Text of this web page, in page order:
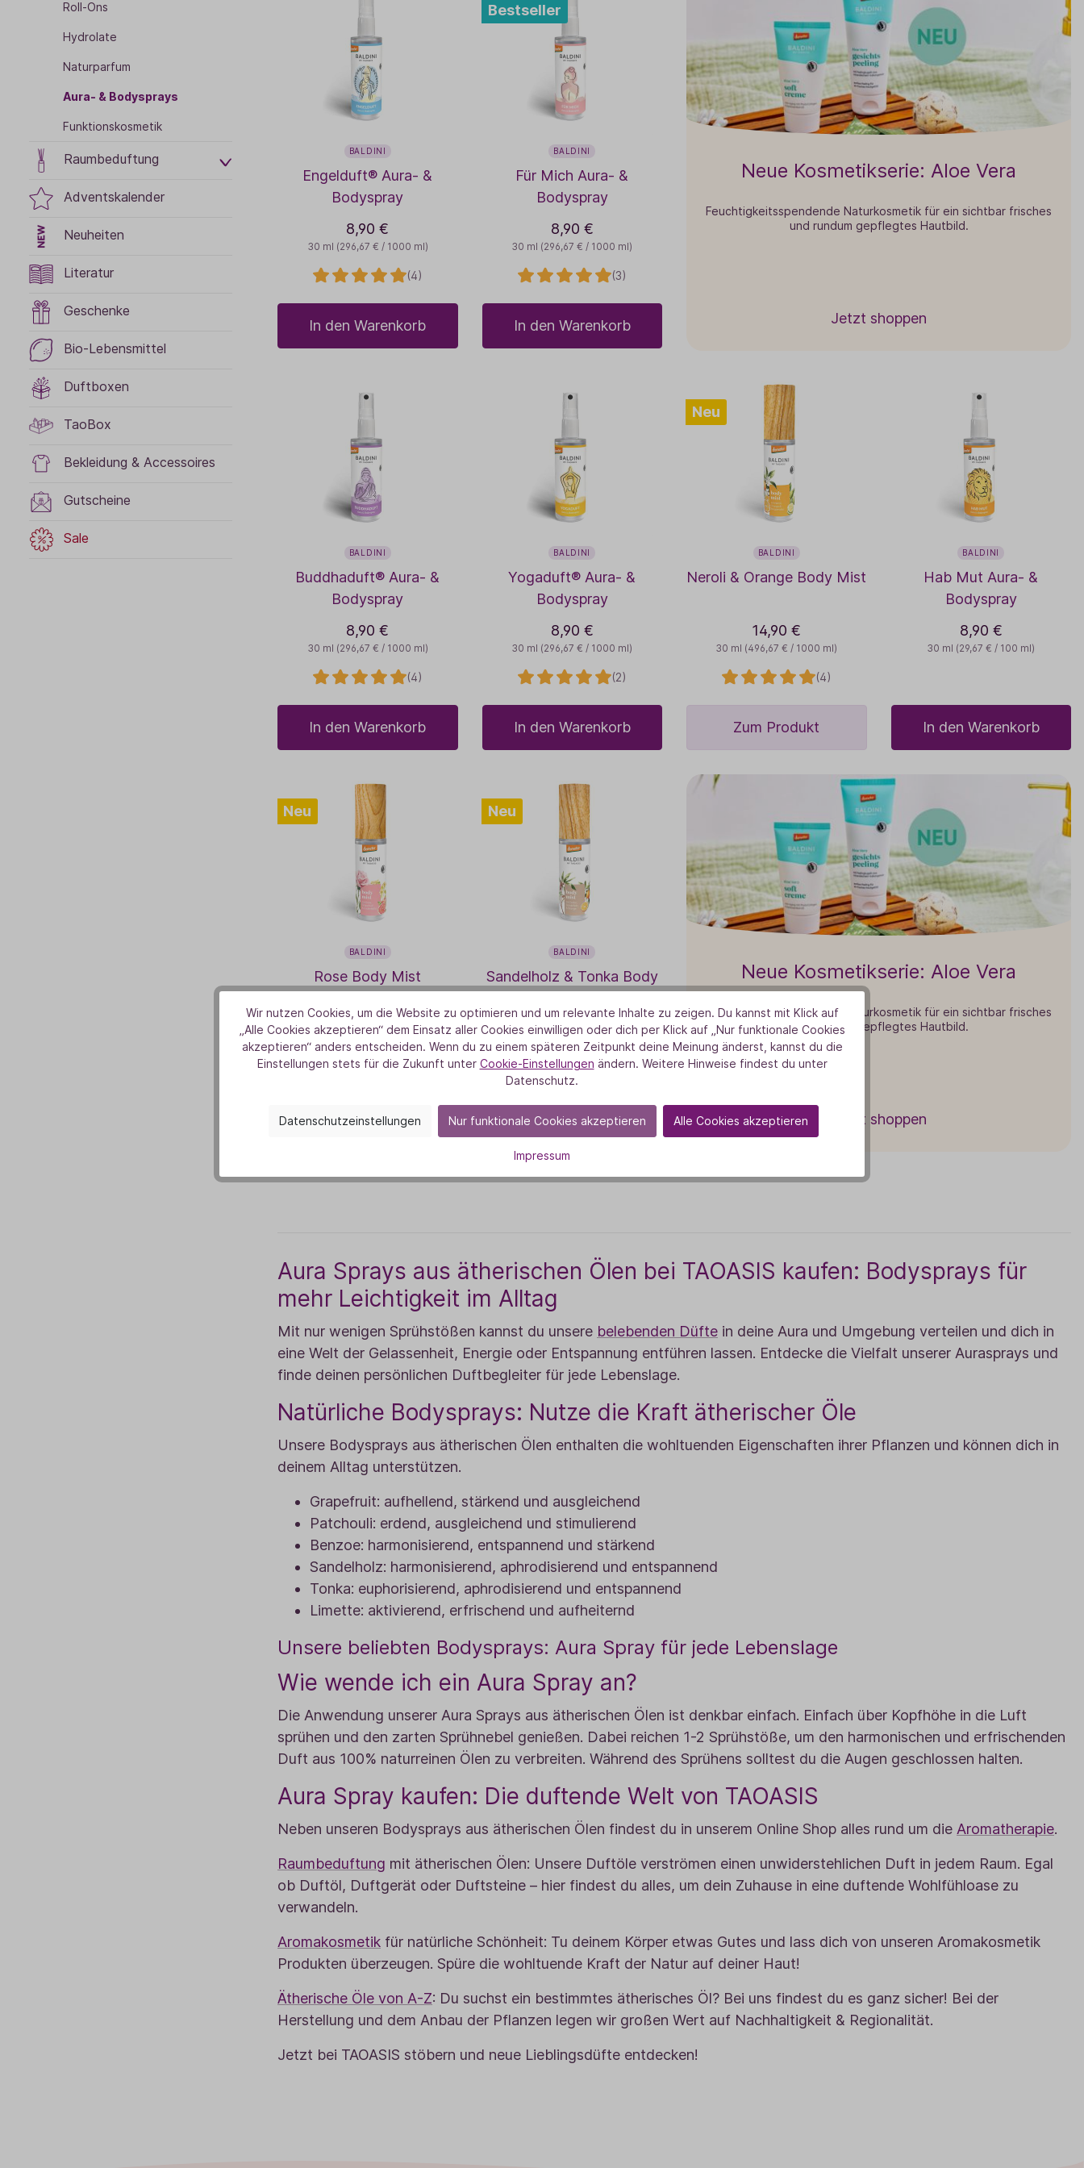
Roll-Ons
Hydrolate
Naturparfum
Aura- & Bodysprays
Funktionskosmetik
Raumbeduftung
Adventskalender
Neuheiten
Literatur
Geschenke
Bio-Lebensmittel
Duftboxen
TaoBox
Bekleidung & Accessoires
Gutscheine
Sale
BALDINI
Engelduft® Aura- &
Bodyspray
30 ml (296,67 € / 1000 ml)
8,90 €
(4)
In den Warenkorb
Bestseller
BALDINI
Für Mich Aura- &
Bodyspray
30 ml (296,67 € / 1000 ml)
8,90 €
(3)
In den Warenkorb
Neue Kosmetikserie: Aloe Vera
Feuchtigkeitsspendende Naturkosmetik für ein sichtbar frisches
und rundum gepflegtes Hautbild.
Jetzt shoppen
BALDINI
Buddhaduft® Aura- &
Bodyspray
30 ml (296,67 € / 1000 ml)
8,90 €
(4)
In den Warenkorb
BALDINI
Yogaduft® Aura- &
Bodyspray
30 ml (296,67 € / 1000 ml)
8,90 €
(2)
In den Warenkorb
Neu
BALDINI
Neroli & Orange Body Mist
30 ml (496,67 € / 1000 ml)
14,90 €
(4)
Zum Produkt
BALDINI
Hab Mut Aura- &
Bodyspray
30 ml (29,67 € / 100 ml)
8,90 €
In den Warenkorb
Neu
BALDINI
Rose Body Mist
30 ml(496,67 € / 1000 ml)
14,90 €
Zum Produkt
Neu
BALDINI
Sandelholz & Tonka Body
30 ml(496,67 € / 1000 ml)
14,90 €
Zum Produkt
Neue Kosmetikserie: Aloe Vera
Feuchtigkeitsspendende Naturkosmetik für ein sichtbar frisches
und rundum gepflegtes Hautbild.
Jetzt shoppen
Aura Sprays aus ätherischen Ölen bei TAOASIS kaufen: Bodysprays für
mehr Leichtigkeit im Alltag
Mit nur wenigen Sprühstößen kannst du unsere belebenden Düfte in deine Aura und Umgebung verteilen und dich in
eine Welt der Gelassenheit, Energie oder Entspannung entführen lassen. Entdecke die Vielfalt unserer Aurasprays und
finde deinen persönlichen Duftbegleiter für jede Lebenslage.
Natürliche Bodysprays: Nutze die Kraft ätherischer Öle
Unsere Bodysprays aus ätherischen Ölen enthalten die wohltuenden Eigenschaften ihrer Pflanzen und können dich in
deinem Alltag unterstützen.
Grapefruit: aufhellend, stärkend und ausgleichend
Patchouli: erdend, ausgleichend und stimulierend
Benzoe: harmonisierend, entspannend und stärkend
Sandelholz: harmonisierend, aphrodisierend und entspannend
Tonka: euphorisierend, aphrodisierend und entspannend
Limette: aktivierend, erfrischend und aufheiternd
Unsere beliebten Bodysprays: Aura Spray für jede Lebenslage
Wie wende ich ein Aura Spray an?
Die Anwendung unserer Aura Sprays aus ätherischen Ölen ist denkbar einfach. Einfach über Kopfhöhe in die Luft
sprühen und den zarten Sprühnebel genießen. Dabei reichen 1-2 Sprühstöße, um den harmonischen und erfrischenden
Duft aus 100% naturreinen Ölen zu verbreiten. Während des Sprühens solltest du die Augen geschlossen halten.
Aura Spray kaufen: Die duftende Welt von TAOASIS
Neben unseren Bodysprays aus ätherischen Ölen findest du in unserem Online Shop alles rund um die Aromatherapie.
Raumbeduftung mit ätherischen Ölen: Unsere Duftöle verströmen einen unwiderstehlichen Duft in jedem Raum. Egal
ob Duftöl, Duftgerät oder Duftsteine – hier findest du alles, um dein Zuhause in eine duftende Wohlfühloase zu
verwandeln.
Aromakosmetik für natürliche Schönheit: Tu deinem Körper etwas Gutes und lass dich von unseren Aromakosmetik
Produkten überzeugen. Spüre die wohltuende Kraft der Natur auf deiner Haut!
Ätherische Öle von A-Z: Du suchst ein bestimmtes ätherisches Öl? Bei uns findest du es ganz sicher! Bei der
Herstellung und dem Anbau der Pflanzen legen wir großen Wert auf Nachhaltigkeit & Regionalität.
Jetzt bei TAOASIS stöbern und neue Lieblingsdüfte entdecken!
Wir nutzen Cookies, um die Website zu optimieren und um relevante Inhalte zu zeigen. Du kannst mit Klick auf
„Alle Cookies akzeptieren“ dem Einsatz aller Cookies einwilligen oder dich per Klick auf „Nur funktionale Cookies
akzeptieren“ anders entscheiden. Wenn du zu einem späteren Zeitpunkt deine Meinung änderst, kannst du die
Einstellungen stets für die Zukunft unter Cookie-Einstellungen ändern. Weitere Hinweise findest du unter
Datenschutz.
Datenschutzeinstellungen Nur funktionale Cookies akzeptieren Alle Cookies akzeptieren
Impressum